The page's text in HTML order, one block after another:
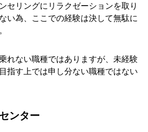
セリングにリラクゼーションを取り
い為、ここでの経験は決して無駄に
れない職種ではありますが、未経験
指す上では申し分ない職種ではない
ンター